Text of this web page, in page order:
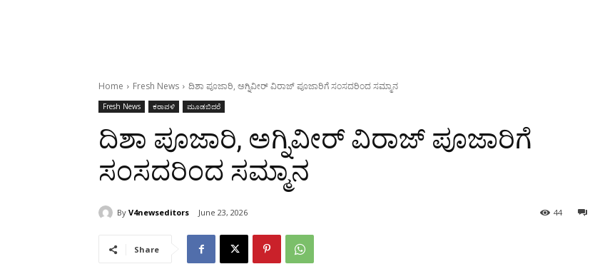
Home Fresh News ದಿಶಾ ಪೂಜಾರಿ, ಅಗ್ನಿವೀರ್ ವಿರಾಜ್ ಪೂಜಾರಿಗೆ ಸಂಸದರಿಂದ ಸಮ್ಮಾನ
Fresh News ಕರಾವಳಿ ಮೂಡಬಿದರೆ
ದಿಶಾ ಪೂಜಾರಿ, ಅಗ್ನಿವೀರ್ ವಿರಾಜ್ ಪೂಜಾರಿಗೆ
ಸಂಸದರಿಂದ ಸಮ್ಮಾನ
By V4newseditors June 23, 2026 44
Share